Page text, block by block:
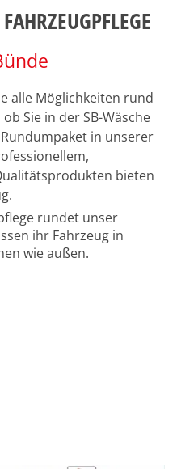
alle Möglichkeiten rund
Sie in der SB-Wäsche
in unserer
bieten
rundet unser
ihr Fahrzeug in
wie außen.